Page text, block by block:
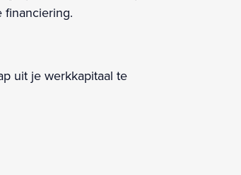
financiering.
uit je werkkapitaal te